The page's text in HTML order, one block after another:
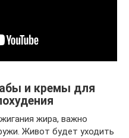
и кремы для
жира, важно
Живот будет уходить